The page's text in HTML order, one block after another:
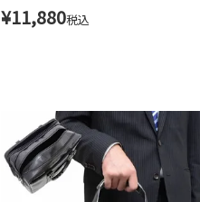
¥11,880税込